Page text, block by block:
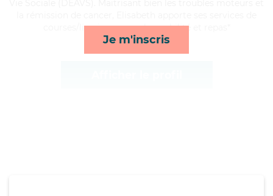
Je m'inscris
courses/livraison, rappels, mobilité et repas*